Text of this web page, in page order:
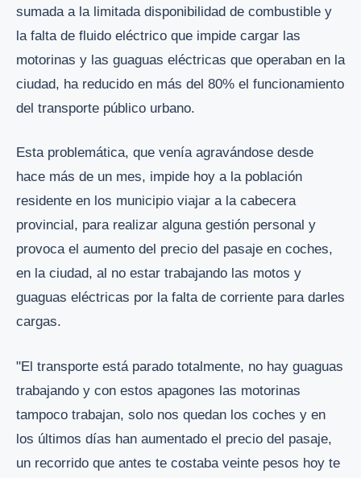
sumada a la limitada disponibilidad de combustible y
la falta de fluido eléctrico que impide cargar las
motorinas y las guaguas eléctricas que operaban en la
ciudad, ha reducido en más del 80% el funcionamiento
del transporte público urbano.
Esta problemática, que venía agravándose desde
hace más de un mes, impide hoy a la población
residente en los municipio viajar a la cabecera
provincial, para realizar alguna gestión personal y
provoca el aumento del precio del pasaje en coches,
en la ciudad, al no estar trabajando las motos y
guaguas eléctricas por la falta de corriente para darles
cargas.
"El transporte está parado totalmente, no hay guaguas
trabajando y con estos apagones las motorinas
tampoco trabajan, solo nos quedan los coches y en
los últimos días han aumentado el precio del pasaje,
un recorrido que antes te costaba veinte pesos hoy te